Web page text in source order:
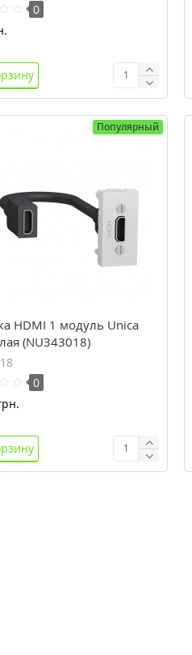
0
Популярный
HDMI 1 модуль Unica
(NU343018)
0